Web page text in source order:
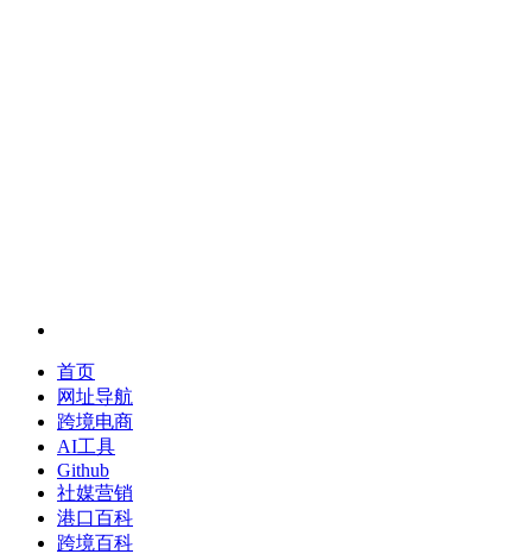
首页
网址导航
跨境电商
AI工具
Github
社媒营销
港口百科
跨境百科